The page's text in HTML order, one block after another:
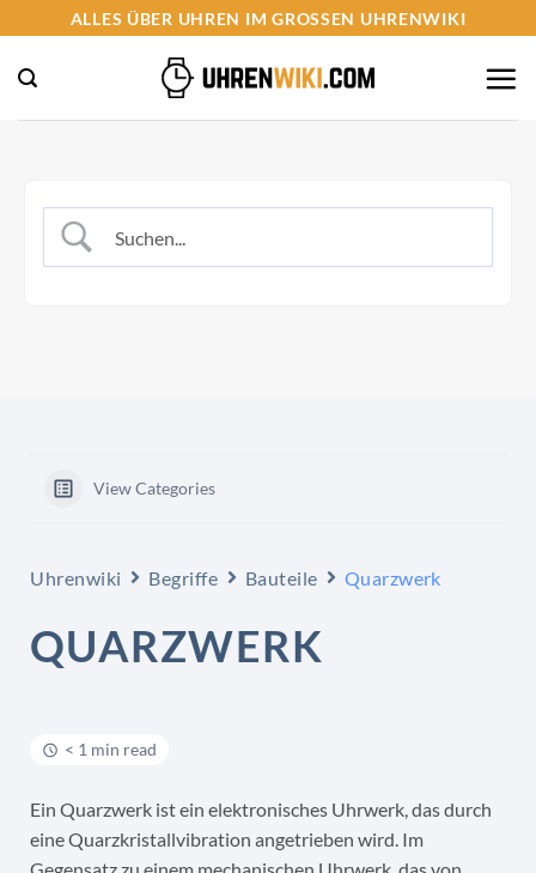
springen
ALLES ÜBER UHREN IM GROSSEN UHRENWIKI
View Categories
Uhrenwiki Begriffe Bauteile Quarzwerk
QUARZWERK
< 1 min read
Ein Quarzwerk ist ein elektronisches Uhrwerk, das durch
eine Quarzkristallvibration angetrieben wird. Im